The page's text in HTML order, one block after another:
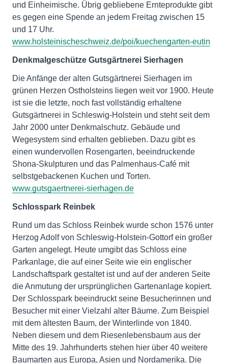
und Einheimische. Übrig gebliebene Ernteprodukte gibt
es gegen eine Spende an jedem Freitag zwischen 15
und 17 Uhr.
www.holsteinischeschweiz.de/poi/kuechengarten-eutin
Denkmalgeschütze Gutsgärtnerei Sierhagen
Die Anfänge der alten Gutsgärtnerei Sierhagen im
grünen Herzen Ostholsteins liegen weit vor 1900. Heute
ist sie die letzte, noch fast vollständig erhaltene
Gutsgärtnerei in Schleswig-Holstein und steht seit dem
Jahr 2000 unter Denkmalschutz. Gebäude und
Wegesystem sind erhalten geblieben. Dazu gibt es
einen wundervollen Rosengarten, beeindruckende
Shona-Skulpturen und das Palmenhaus-Café mit
selbstgebackenen Kuchen und Torten.
www.gutsgaertnerei-sierhagen.de
Schlosspark Reinbek
Rund um das Schloss Reinbek wurde schon 1576 unter
Herzog Adolf von Schleswig-Holstein-Gottorf ein großer
Garten angelegt. Heute umgibt das Schloss eine
Parkanlage, die auf einer Seite wie ein englischer
Landschaftspark gestaltet ist und auf der anderen Seite
die Anmutung der ursprünglichen Gartenanlage kopiert.
Der Schlosspark beeindruckt seine Besucherinnen und
Besucher mit einer Vielzahl alter Bäume. Zum Beispiel
mit dem ältesten Baum, der Winterlinde von 1840.
Neben diesem und dem Riesenlebensbaum aus der
Mitte des 19. Jahrhunderts stehen hier über 40 weitere
Baumarten aus Europa, Asien und Nordamerika. Die